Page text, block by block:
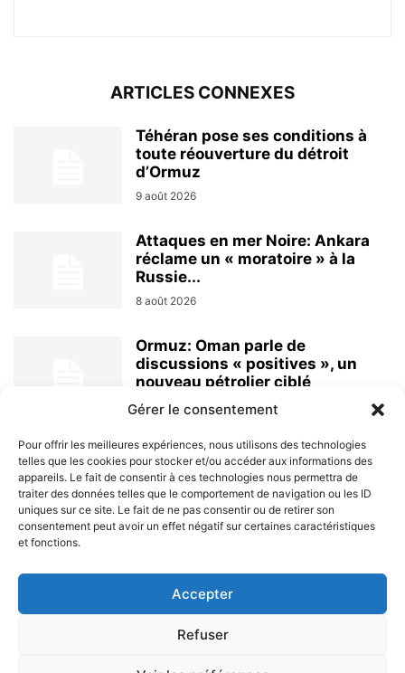
Gérer le consentement
Pour offrir les meilleures expériences, nous utilisons des technologies
telles que les cookies pour stocker et/ou accéder aux informations des
appareils. Le fait de consentir à ces technologies nous permettra de
traiter des données telles que le comportement de navigation ou les ID
uniques sur ce site. Le fait de ne pas consentir ou de retirer son
consentement peut avoir un effet négatif sur certaines caractéristiques
et fonctions.
Accepter
Refuser
ARTICLES CONNEXES
Téhéran pose ses conditions à
toute réouverture du détroit
d’Ormuz
9 août 2026
Attaques en mer Noire: Ankara
réclame un « moratoire » à la
Russie...
8 août 2026
Ormuz: Oman parle de
discussions « positives », un
nouveau pétrolier ciblé
8 août 2026
À PROPOS
SUIVEZ NOUS